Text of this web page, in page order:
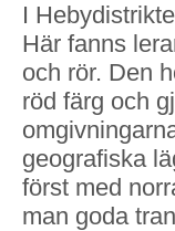
I
Här fanns
och rör. Den
röd färg och
geografiska
först med
man goda